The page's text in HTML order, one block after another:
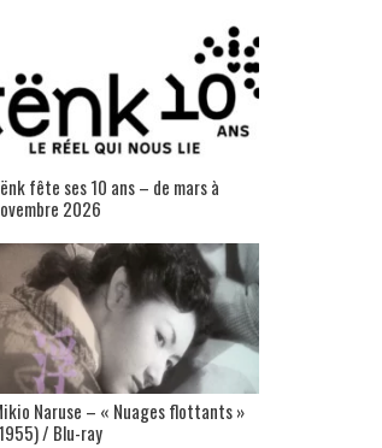
fête ses 10 ans – de mars à
2026
Naruse – « Nuages flottants »
/ Blu-ray